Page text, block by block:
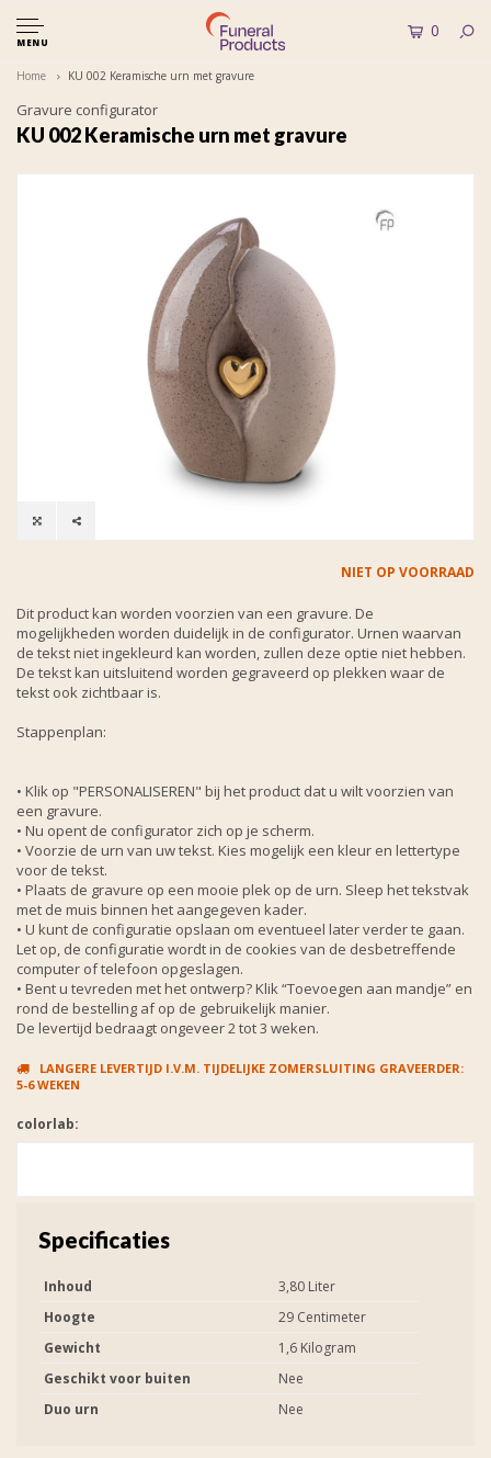
MENU
0
Home KU 002 Keramische urn met gravure
Gravure configurator
KU 002 Keramische urn met gravure
NIET OP VOORRAAD
Dit product kan worden voorzien van een gravure. De
mogelijkheden worden duidelijk in de configurator. Urnen waarvan
de tekst niet ingekleurd kan worden, zullen deze optie niet hebben.
De tekst kan uitsluitend worden gegraveerd op plekken waar de
tekst ook zichtbaar is.
Stappenplan:
• Klik op "PERSONALISEREN" bij het product dat u wilt voorzien van
een gravure.
• Nu opent de configurator zich op je scherm.
• Voorzie de urn van uw tekst. Kies mogelijk een kleur en lettertype
voor de tekst.
• Plaats de gravure op een mooie plek op de urn. Sleep het tekstvak
met de muis binnen het aangegeven kader.
• U kunt de configuratie opslaan om eventueel later verder te gaan.
Let op, de configuratie wordt in de cookies van de desbetreffende
computer of telefoon opgeslagen.
• Bent u tevreden met het ontwerp? Klik “Toevoegen aan mandje” en
rond de bestelling af op de gebruikelijk manier.
De levertijd bedraagt ongeveer 2 tot 3 weken.
LANGERE LEVERTIJD I.V.M. TIJDELIJKE ZOMERSLUITING GRAVEERDER:
5-6 WEKEN
colorlab:
Specificaties
Inhoud
3,80 Liter
Hoogte
29 Centimeter
Gewicht
1,6 Kilogram
Geschikt voor buiten
Nee
Duo urn
Nee